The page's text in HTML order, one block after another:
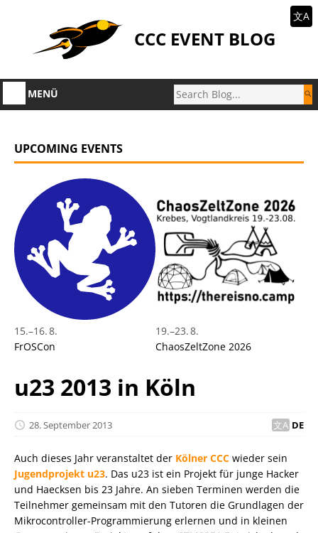
CCC EVENT BLOG
文A
MENÜ
UPCOMING EVENTS
15.–16. 8.
FrOSCon
19.–23. 8.
ChaosZeltZone 2026
u23 2013 in Köln
28. September 2013 DE
Auch dieses Jahr veranstaltet der Kölner CCC wieder sein
Jugendprojekt u23. Das u23 ist ein Projekt für junge Hacker
und Haecksen bis 23 Jahre. An sieben Terminen werden die
Teilnehmer gemeinsam mit den Tutoren die Grundlagen der
Mikrocontroller-Programmierung erlernen und in kleinen